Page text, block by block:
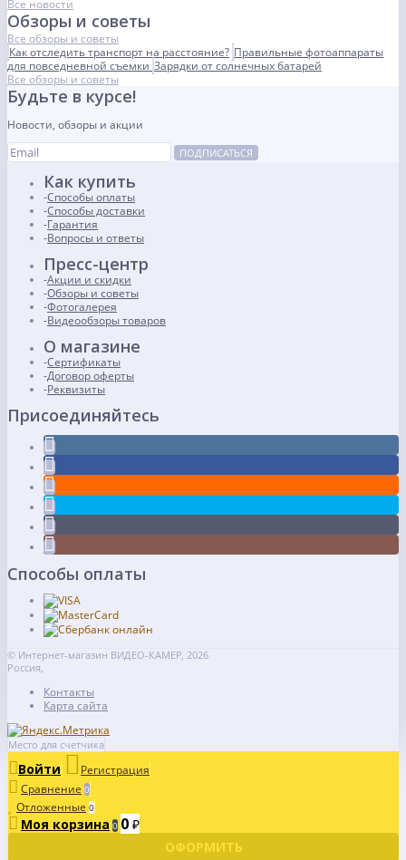
Все новости
Обзоры и советы
Все обзоры и советы
Как отследить транспорт на расстояние? Правильные фотоаппараты
для повседневной съемки Зарядки от солнечных батарей
Все обзоры и советы
Будьте в курсе!
Новости, обзоры и акции
ПОДПИСАТЬСЯ
Как купить
Способы оплаты
Способы доставки
Гарантия
Вопросы и ответы
Пресс-центр
Акции и скидки
Обзоры и советы
Фотогалерея
Видеообзоры товаров
О магазине
Сертификаты
Договор оферты
Реквизиты
Присоединяйтесь
Способы оплаты
© Интернет-магазин ВИДЕО-КАМЕР, 2026
Россия,
Контакты
Карта сайта
Место для счетчика
Войти
Регистрация
Сравнение 0
Отложенные 0
Моя корзина 0 0 ₽
ОФОРМИТЬ